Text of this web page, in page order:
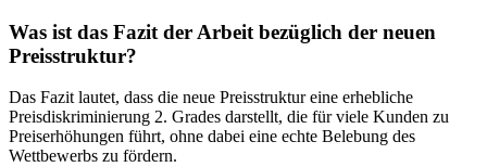
Was ist das Fazit der Arbeit bezüglich der neuen
Preisstruktur?
Das Fazit lautet, dass die neue Preisstruktur eine erhebliche
Preisdiskriminierung 2. Grades darstellt, die für viele Kunden zu
Preiserhöhungen führt, ohne dabei eine echte Belebung des
Wettbewerbs zu fördern.